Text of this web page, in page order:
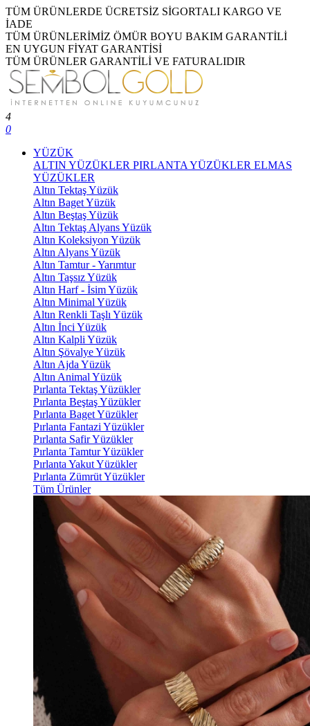
TÜM ÜRÜNLERDE ÜCRETSİZ SİGORTALI KARGO VE
İADE
TÜM ÜRÜNLERİMİZ ÖMÜR BOYU BAKIM GARANTİLİ
EN UYGUN FİYAT GARANTİSİ
TÜM ÜRÜNLER GARANTİLİ VE FATURALIDIR
4
0
YÜZÜK
ALTIN YÜZÜKLER PIRLANTA YÜZÜKLER ELMAS
YÜZÜKLER
Altın Tektaş Yüzük
Altın Baget Yüzük
Altın Beştaş Yüzük
Altın Tektaş Alyans Yüzük
Altın Koleksiyon Yüzük
Altın Alyans Yüzük
Altın Tamtur - Yarımtur
Altın Taşsız Yüzük
Altın Harf - İsim Yüzük
Altın Minimal Yüzük
Altın Renkli Taşlı Yüzük
Altın İnci Yüzük
Altın Kalpli Yüzük
Altın Şövalye Yüzük
Altın Ajda Yüzük
Altın Animal Yüzük
Pırlanta Tektaş Yüzükler
Pırlanta Beştaş Yüzükler
Pırlanta Baget Yüzükler
Pırlanta Fantazi Yüzükler
Pırlanta Safir Yüzükler
Pırlanta Tamtur Yüzükler
Pırlanta Yakut Yüzükler
Pırlanta Zümrüt Yüzükler
Tüm Ürünler